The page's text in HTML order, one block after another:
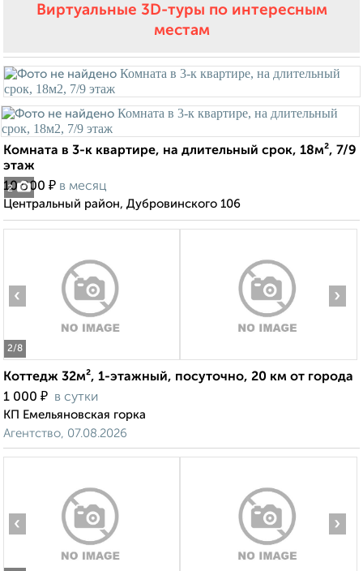
Виртуальные 3D-туры по интересным
местам
2
Комната в 3-к квартире, на длительный срок, 18м², 7/9
этаж
10 000 ₽ в месяц
Центральный район, Дубровинского 106
2/8
‹ ›
Коттедж 32м², 1-этажный, посуточно, 20 км от города
1 000 ₽ в сутки
КП Емельяновская горка
Агентство, 07.08.2026
‹ ›